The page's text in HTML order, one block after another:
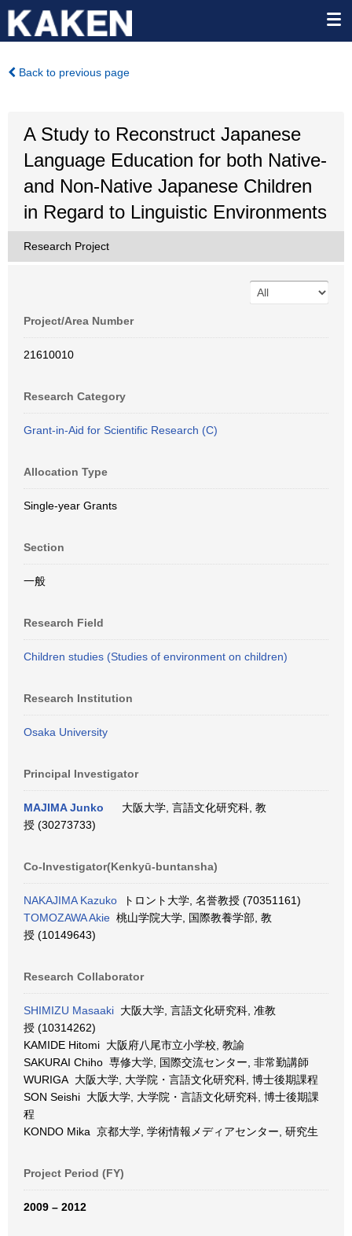
Back to previous page
A Study to Reconstruct Japanese
Language Education for both Native-
and Non-Native Japanese Children
in Regard to Linguistic Environments
Research Project
Project/Area Number
21610010
Research Category
Grant-in-Aid for Scientific Research (C)
Allocation Type
Single-year Grants
Section
一般
Research Field
Children studies (Studies of environment on children)
Research Institution
Osaka University
Principal Investigator
MAJIMA Junko
大阪大学, 言語文化研究科, 教
授 (30273733)
Co-Investigator(Kenkyū-buntansha)
NAKAJIMA Kazuko トロント大学, 名誉教授 (70351161)
TOMOZAWA Akie 桃山学院大学, 国際教養学部, 教
授 (10149643)
Research Collaborator
SHIMIZU Masaaki 大阪大学, 言語文化研究科, 准教
授 (10314262)
KAMIDE Hitomi 大阪府八尾市立小学校, 教諭
SAKURAI Chiho 専修大学, 国際交流センター, 非常勤講師
WURIGA 大阪大学, 大学院・言語文化研究科, 博士後期課程
SON Seishi 大阪大学, 大学院・言語文化研究科, 博士後期課
程
KONDO Mika 京都大学, 学術情報メディアセンター, 研究生
Project Period (FY)
2009 – 2012